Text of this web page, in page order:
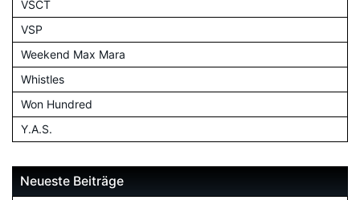
VSCT
VSP
Weekend Max Mara
Whistles
Won Hundred
Y.A.S.
Neueste Beiträge